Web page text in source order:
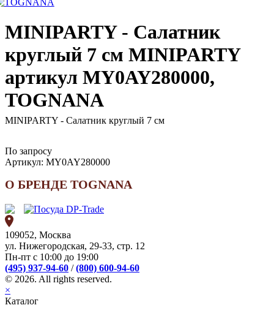
MINIPARTY - Салатник
круглый 7 см MINIPARTY
артикул MY0AY280000,
TOGNANA
MINIPARTY - Салатник круглый 7 см
По запросу
Артикул: MY0AY280000
О БРЕНДЕ TOGNANA
109052, Москва
ул. Нижегородская, 29-33, стр. 12
Пн-пт с 10:00 до 19:00
(495) 937-94-60 /(800) 600-94-60
© 2026. All rights reserved.
×
Каталог